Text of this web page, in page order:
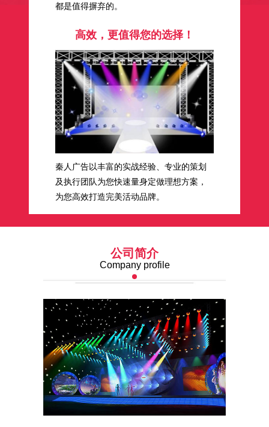
都是值得摒弃的。
高效，更值得您的选择！
秦人广告以丰富的实战经验、专业的策划
及执行团队为您快速量身定做理想方案，
为您高效打造完美活动品牌。
公司简介
Company profile